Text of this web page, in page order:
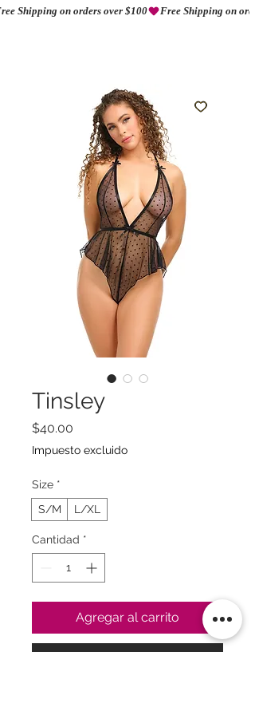
Shipping on orders over $100
Tinsley
$40.00
Impuesto excluido
Size *
S/M
L/XL
Cantidad *
Agregar al carrito